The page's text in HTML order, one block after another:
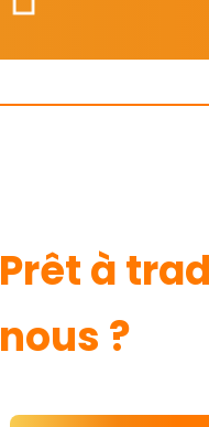
Prêt à
nous ?